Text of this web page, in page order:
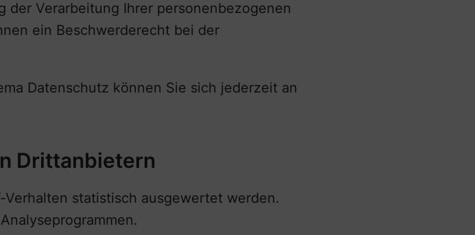
der Verarbeitung Ihrer personenbezogenen
ein Beschwerderecht bei der
Datenschutz können Sie sich jederzeit an
Dritt­anbietern
statistisch ausgewertet werden.